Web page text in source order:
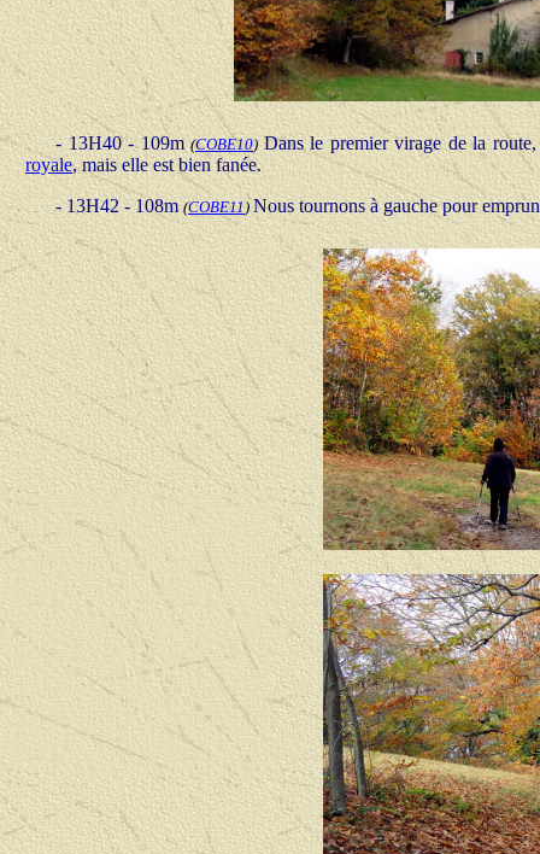
- 13H40 - 109m (COBE10) Dans le premier virage de la
royale, mais elle est bien fanée.
- 13H42 - 108m(COBE11) Nous tournons à gauche pour